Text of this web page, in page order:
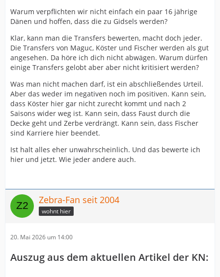
Warum verpflichten wir nicht einfach ein paar 16 jährige
Dänen und hoffen, dass die zu Gidsels werden?
Klar, kann man die Transfers bewerten, macht doch jeder.
Die Transfers von Maguc, Köster und Fischer werden als gut
angesehen. Da höre ich dich nicht abwägen. Warum dürfen
einige Transfers gelobt aber aber nicht kritisiert werden?
Was man nicht machen darf, ist ein abschließendes Urteil.
Aber das weder im negativen noch im positiven. Kann sein,
dass Köster hier gar nicht zurecht kommt und nach 2
Saisons wider weg ist. Kann sein, dass Faust durch die
Decke geht und Zerbe verdrängt. Kann sein, dass Fischer
sind Karriere hier beendet.
Ist halt alles eher unwahrscheinlich. Und das bewerte ich
hier und jetzt. Wie jeder andere auch.
Zebra-Fan seit 2004
wohnt hier
20. Mai 2026 um 14:00
Auszug aus dem aktuellen Artikel der KN: